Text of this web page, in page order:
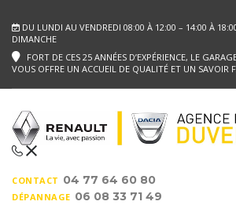
DU LUNDI AU VENDREDI 08:00 À 12:00 – 14:00 À
DIMANCHE
FORT DE CES 25 ANNÉES D’EXPÉRIENCE, LE
VOUS OFFRE UN ACCUEIL DE QUALITÉ ET UN SAVOIR
CONTACT 04 77 64 60 80
DÉPANNAGE 06 08 33 71 49